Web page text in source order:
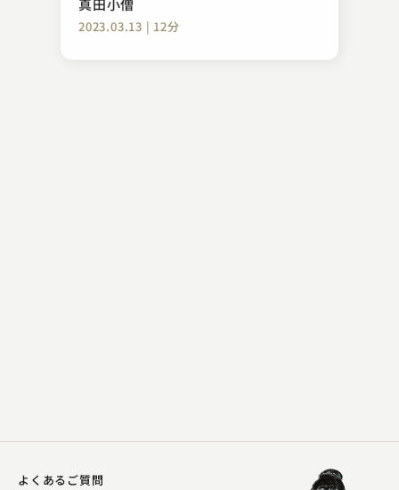
真田小僧
2023.03.13 | 12分
よくあるご質問